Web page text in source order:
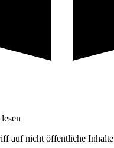
auf nicht öffentliche Inhalte